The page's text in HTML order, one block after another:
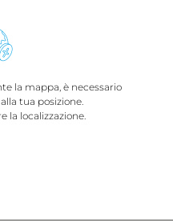
la mappa, è necessario
tua posizione.
la localizzazione.